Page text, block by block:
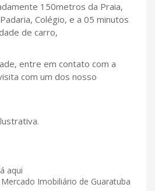
150metros da Praia,
Colégio, e a 05 minutos
de carro,
entre em contato com a
com um dos nosso
aqui
Imobiliário de Guaratuba